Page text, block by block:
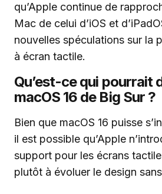
qu’Apple continue de
Mac de celui d’iOS et
nouvelles spéculations sur la
à écran tactile.
Qu’est-ce qui pourrait
macOS 16 de Big Sur ?
Bien que macOS 16 puisse
il est possible qu’Apple
support pour les écrans
plutôt à évoluer le design